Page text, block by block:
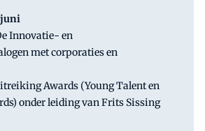
juni
Innovatie- en
met corporaties en
Awards (Young Talent en
onder leiding van Frits Sissing